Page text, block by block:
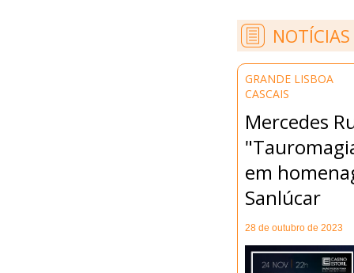
NOTÍCIAS
GRANDE LISBOA
CASCAIS
Mercedes
em
Sanlúcar
28 de outubro de 2023